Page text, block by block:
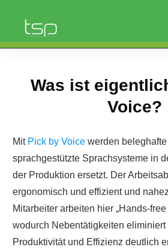
Was ist
Voice?
Mit Pick by Voice werden
sprachgestützte Sprachsysteme in
der Produktion ersetzt. Der
ergonomisch und effizient und
Mitarbeiter arbeiten hier „Hands-free
wodurch Nebentätigkeiten
Produktivität und Effizienz deutlich